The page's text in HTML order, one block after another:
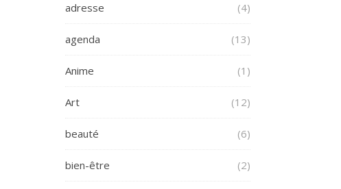
adresse (4)
agenda (13)
Anime (1)
Art (12)
beauté (6)
bien-être (2)